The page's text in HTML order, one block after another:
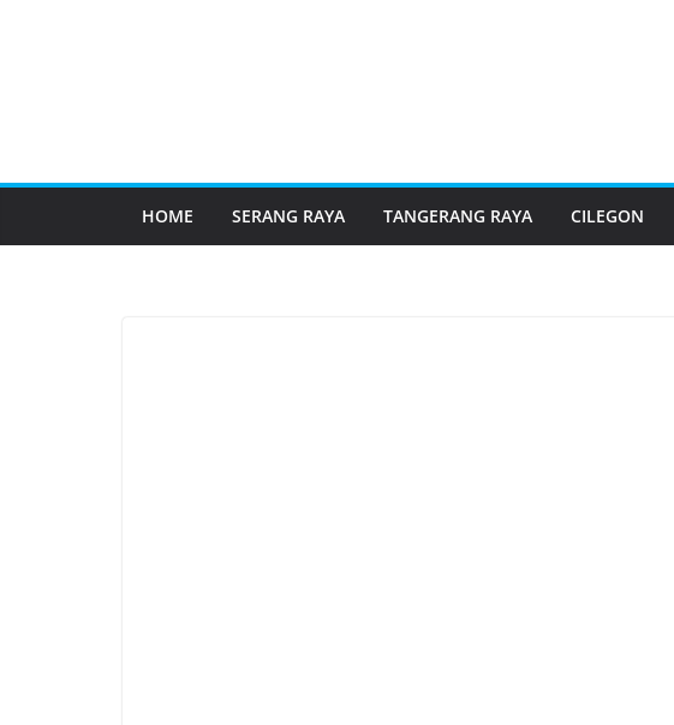
HOME SERANG RAYA TANGERANG RAYA CILEGON